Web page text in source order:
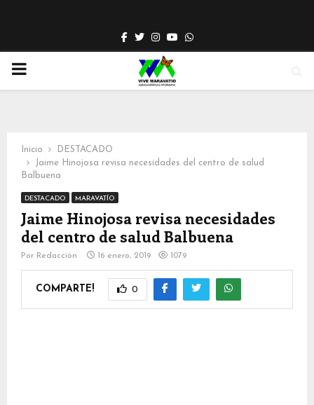
Facebook
TwitterInstagram
YoutubeWhatsapp
PRIMARY
Inicio
DESTACADO
Jaime Hinojosa revisa necesidades del centro de salud
Balbuena
DESTACADO MARAVATÍO
Jaime Hinojosa revisa necesidades
del centro de salud Balbuena
Por Redacción 16 enero, 2019 1079
COMPARTE! 0